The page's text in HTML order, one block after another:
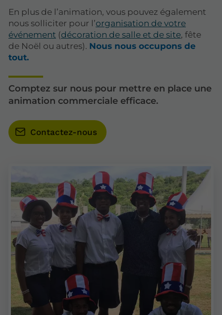
En plus de l’animation, vous pouvez également
nous solliciter pour l’organisation de votre
événement (décoration de salle et de site, fête
de Noël ou autres). Nous nous occupons de
tout.
Comptez sur nous pour mettre en place une
animation commerciale efficace.
Contactez-nous